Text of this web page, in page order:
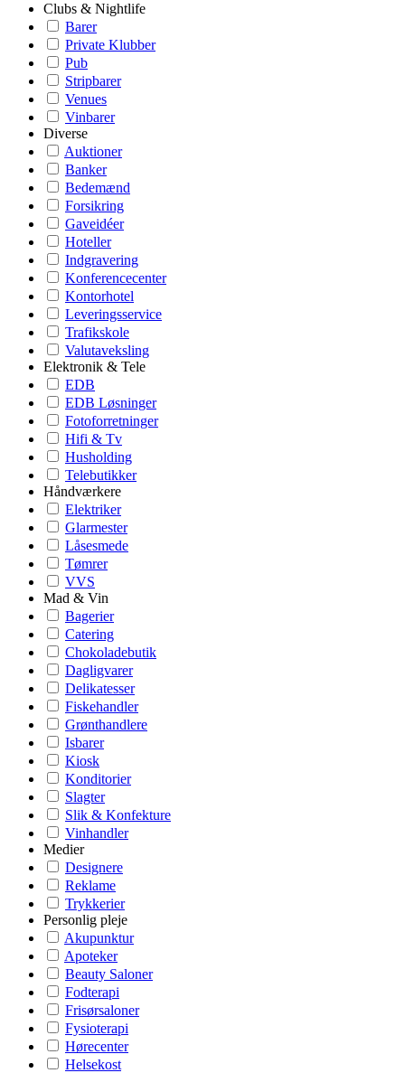
Clubs & Nightlife
Barer
Private Klubber
Pub
Stripbarer
Venues
Vinbarer
Diverse
Auktioner
Banker
Bedemænd
Forsikring
Gaveidéer
Hoteller
Indgravering
Konferencecenter
Kontorhotel
Leveringsservice
Trafikskole
Valutaveksling
Elektronik & Tele
EDB
EDB Løsninger
Fotoforretninger
Hifi & Tv
Husholding
Telebutikker
Håndværkere
Elektriker
Glarmester
Låsesmede
Tømrer
VVS
Mad & Vin
Bagerier
Catering
Chokoladebutik
Dagligvarer
Delikatesser
Fiskehandler
Grønthandlere
Isbarer
Kiosk
Konditorier
Slagter
Slik & Konfekture
Vinhandler
Medier
Designere
Reklame
Trykkerier
Personlig pleje
Akupunktur
Apoteker
Beauty Saloner
Fodterapi
Frisørsaloner
Fysioterapi
Hørecenter
Helsekost